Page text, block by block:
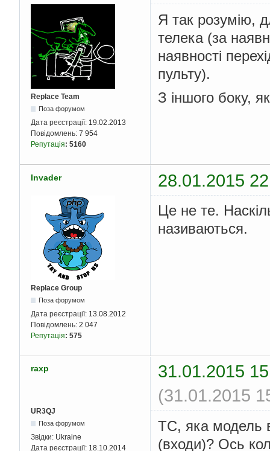
Replace Team
Поза форумом
Дата реєстрації: 19.02.2013
Повідомлень: 7 954
Репутація: 5160
Я так розумію,
телека (за
наявності
пульту).
З іншого боку,
Invader 28.01.2015
Replace Group
Поза форумом
Дата реєстрації: 13.08.2012
Повідомлень: 2 047
Репутація: 575
Це не те.
називаються.
raxp
31.01.2015
(31.01.2015
UR3QJ
Поза форумом
Звідки: Ukraine
Дата реєстрації: 18.10.2014
TC, яка модель
(входи)? Ось